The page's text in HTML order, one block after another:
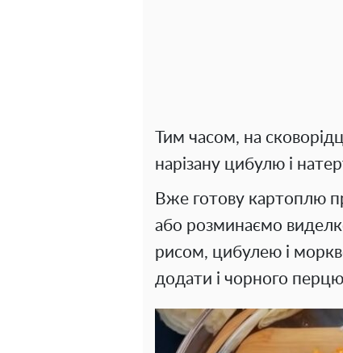
Тим часом, на
нарізану цибулю і
Вже готову картоплю
або розминаємо
рисом, цибулею і
додати і чорного